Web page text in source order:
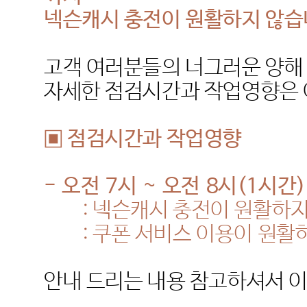
넥슨캐시 충전이 원활하지 않
고객 여러분들의 너그러운 양
자세한 점검시간과 작업영향
▣ 점검시간과 작업영향
-오전 7시 ~ 오전 8시 (1 시간)
: 넥슨캐시 충전이 원활하
:쿠폰 서비스 이용이 원활
안내 드리는 내용 참고하셔서